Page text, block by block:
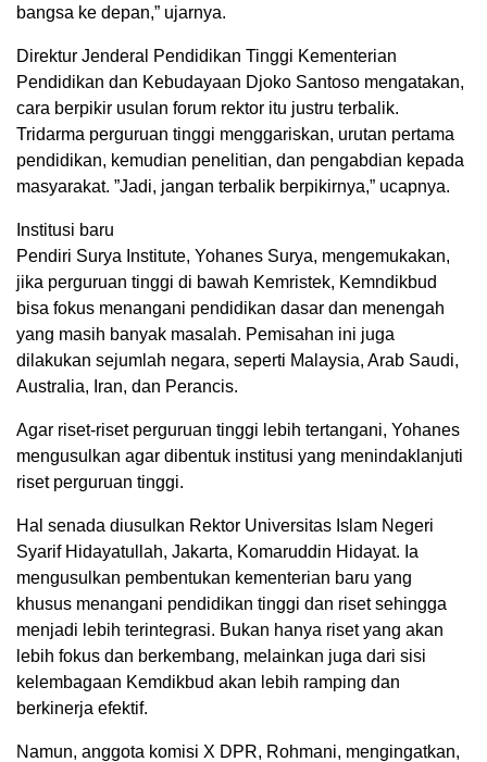
bangsa ke depan,” ujarnya.
Direktur Jenderal Pendidikan Tinggi Kementerian
Pendidikan dan Kebudayaan Djoko Santoso mengatakan,
cara berpikir usulan forum rektor itu justru terbalik.
Tridarma perguruan tinggi menggariskan, urutan pertama
pendidikan, kemudian penelitian, dan pengabdian kepada
masyarakat. ”Jadi, jangan terbalik berpikirnya,” ucapnya.
Institusi baru
Pendiri Surya Institute, Yohanes Surya, mengemukakan,
jika perguruan tinggi di bawah Kemristek, Kemndikbud
bisa fokus menangani pendidikan dasar dan menengah
yang masih banyak masalah. Pemisahan ini juga
dilakukan sejumlah negara, seperti Malaysia, Arab Saudi,
Australia, Iran, dan Perancis.
Agar riset-riset perguruan tinggi lebih tertangani, Yohanes
mengusulkan agar dibentuk institusi yang menindaklanjuti
riset perguruan tinggi.
Hal senada diusulkan Rektor Universitas Islam Negeri
Syarif Hidayatullah, Jakarta, Komaruddin Hidayat. Ia
mengusulkan pembentukan kementerian baru yang
khusus menangani pendidikan tinggi dan riset sehingga
menjadi lebih terintegrasi. Bukan hanya riset yang akan
lebih fokus dan berkembang, melainkan juga dari sisi
kelembagaan Kemdikbud akan lebih ramping dan
berkinerja efektif.
Namun, anggota komisi X DPR, Rohmani, mengingatkan,